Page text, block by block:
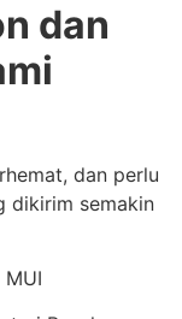
dan
dan perlu
dikirim semakin